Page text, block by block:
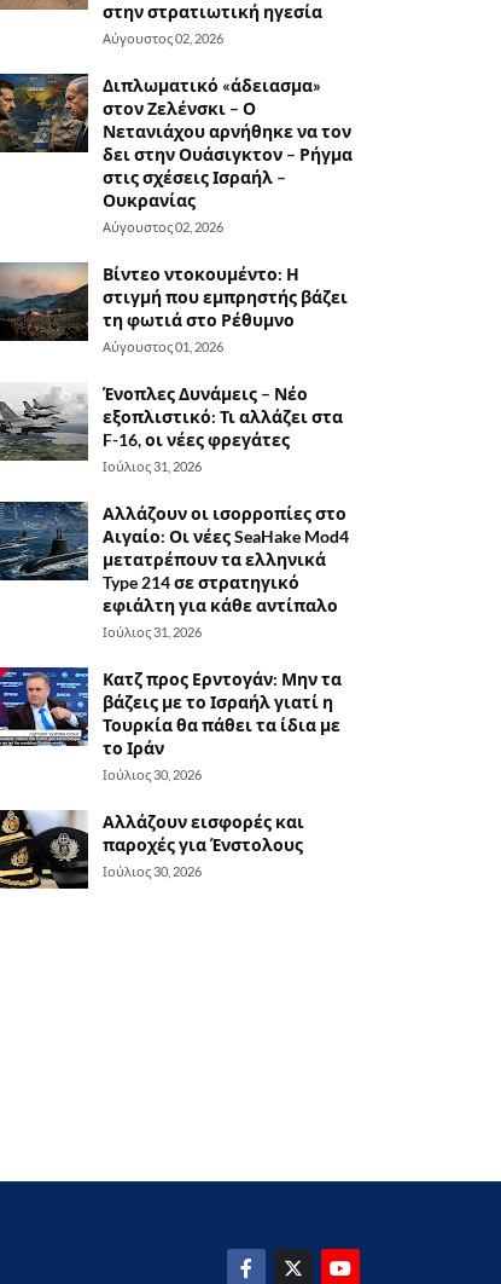
στην στρατιωτική ηγεσία
Αύγουστος 02, 2026
Διπλωματικό «άδειασμα»
στον Ζελένσκι – Ο
Νετανιάχου αρνήθηκε να τον
δει στην Ουάσιγκτον – Ρήγμα
στις σχέσεις Ισραήλ –
Ουκρανίας
Αύγουστος 02, 2026
Βίντεο ντοκουμέντο: Η
στιγμή που εμπρηστής βάζει
τη φωτιά στο Ρέθυμνο
Αύγουστος 01, 2026
Ένοπλες Δυνάμεις – Νέο
εξοπλιστικό: Τι αλλάζει στα
F-16, οι νέες φρεγάτες
Ιούλιος 31, 2026
Αλλάζουν οι ισορροπίες στο
Αιγαίο: Οι νέες SeaHake Mod4
μετατρέπουν τα ελληνικά
Type 214 σε στρατηγικό
εφιάλτη για κάθε αντίπαλο
Ιούλιος 31, 2026
Κατζ προς Ερντογάν: Μην τα
βάζεις με το Ισραήλ γιατί η
Τουρκία θα πάθει τα ίδια με
το Ιράν
Ιούλιος 30, 2026
Αλλάζουν εισφορές και
παροχές για Ένστολους
Ιούλιος 30, 2026